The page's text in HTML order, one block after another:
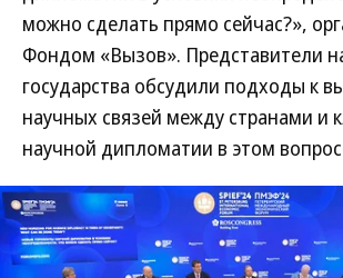
можно сделать прямо сейчас?»,
Фондом «Вызов». Представители
государства обсудили подходы к
научных связей между странами и
научной дипломатии в этом